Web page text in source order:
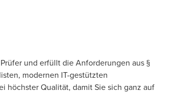
und erfüllt die Anforderungen aus §
modernen IT-gestützten
höchster Qualität, damit Sie sich ganz auf